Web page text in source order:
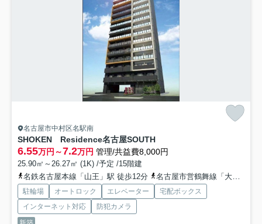
名古屋市中村区名駅南
SHOKEN Residence名古屋SOUTH
6.55万円～7.2万円 管理/共益費8,000円
25.90㎡～26.27㎡ (1K) /予定 /15階建
名鉄名古屋本線「山王」駅 徒歩12分
名古屋市営鶴舞線「大須観音」駅 徒歩13分
駐輪場 オートロック エレベーター
宅配ボックス
インターネット対応
防犯カメラ